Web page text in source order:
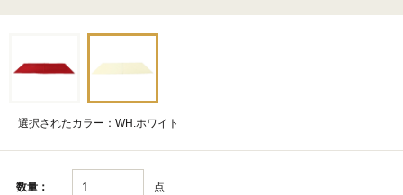
選択されたカラー：WH.ホワイト
数量： 点